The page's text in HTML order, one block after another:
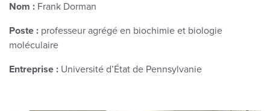
Nom : Frank Dorman
Poste : professeur agrégé en biochimie et biologie
moléculaire
Entreprise : Université d’État de Pennsylvanie